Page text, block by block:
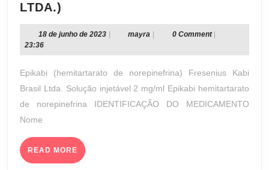
LTDA.)
INJETÁVEL
(FRESENIUS
KABI
BRASIL
18 de junho de 202318
junho
2023
mayra mayra 0 Comment
23:36
Epikabi (hemitartarato de norepinefrina) Fresenius Kabi
Brasil Ltda. Solução injetável 2 mg/ml Epikabi hemitartarato
de norepinefrina IDENTIFICAÇÃO DO MEDICAMENTO
Nome
READ MORE READ
MORE